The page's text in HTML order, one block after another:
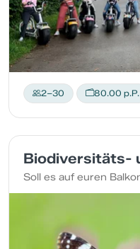
2–30 80.00 p.P.